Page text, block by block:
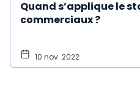
Quand s’applique le
commerciaux ?
10 nov. 2022